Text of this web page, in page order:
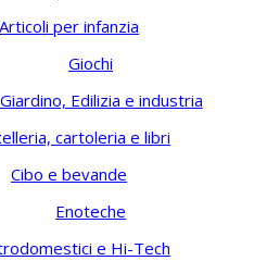
Articoli per infanzia
Giochi
Edilizia e industria
cartoleria e libri
Cibo e bevande
Enoteche
e Hi-Tech